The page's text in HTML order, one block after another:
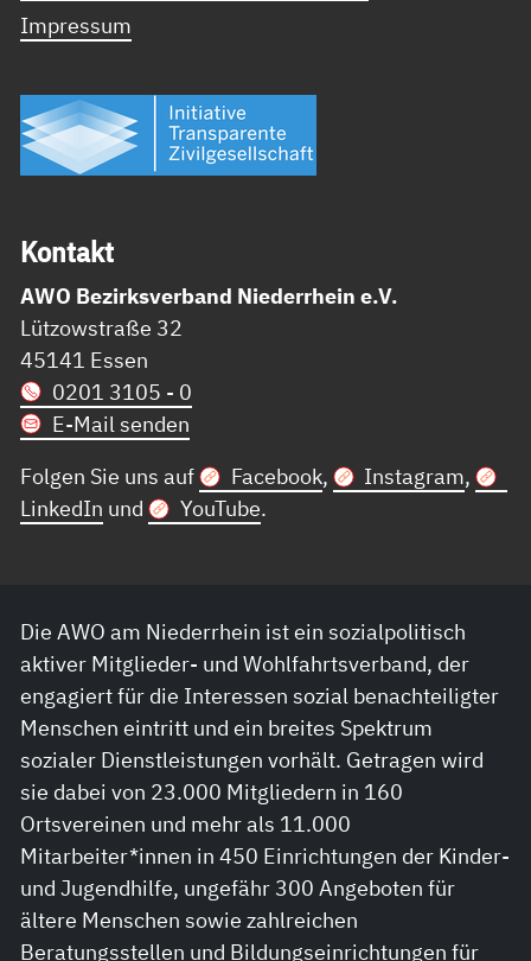
Impressum
Kon­takt
AWO Bezirksverband Niederrhein e.V.
Lützowstraße 32
45141 Essen
0201 3105 - 0
E-Mail senden
Folgen Sie uns auf
Facebook, Instagram,
LinkedIn und YouTube.
Die AWO am Niederrhein ist ein sozialpolitisch
aktiver Mitglieder- und Wohlfahrtsverband, der
engagiert für die Interessen sozial benachteiligter
Menschen eintritt und ein breites Spektrum
sozialer Dienstleistungen vorhält. Getragen wird
sie dabei von 23.000 Mitgliedern in 160
Ortsvereinen und mehr als 11.000
Mitarbeiter*innen in 450 Einrichtungen der Kinder-
und Jugendhilfe, ungefähr 300 Angeboten für
ältere Menschen sowie zahlreichen
Beratungsstellen und Bildungseinrichtungen für